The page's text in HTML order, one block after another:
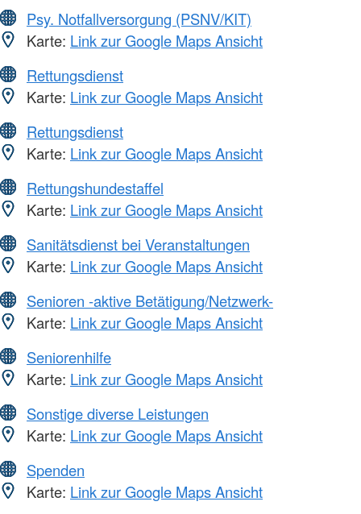
Psy. Notfallversorgung (PSNV/KIT)
Karte: Link zur Google Maps Ansicht
Rettungsdienst
Karte: Link zur Google Maps Ansicht
Rettungsdienst
Karte: Link zur Google Maps Ansicht
Rettungshundestaffel
Karte: Link zur Google Maps Ansicht
Sanitätsdienst bei Veranstaltungen
Karte: Link zur Google Maps Ansicht
Senioren -aktive Betätigung/Netzwerk-
Karte: Link zur Google Maps Ansicht
Seniorenhilfe
Karte: Link zur Google Maps Ansicht
Sonstige diverse Leistungen
Karte: Link zur Google Maps Ansicht
Spenden
Karte: Link zur Google Maps Ansicht